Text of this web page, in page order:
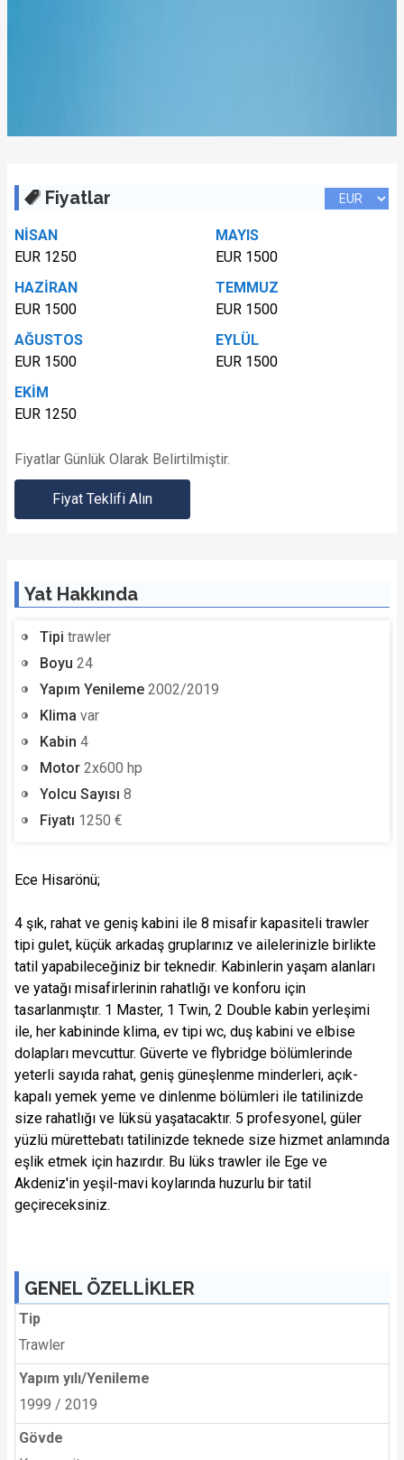
Fiyatlar
NİSAN
EUR 1250
MAYIS
EUR 1500
HAZİRAN
EUR 1500
TEMMUZ
EUR 1500
AĞUSTOS
EUR 1500
EYLÜL
EUR 1500
EKİM
EUR 1250
Fiyatlar Günlük Olarak Belirtilmiştir.
Fiyat Teklifi Alın
Yat Hakkında
Tipi trawler
Boyu 24
Yapım Yenileme 2002/2019
Klima var
Kabin 4
Motor 2x600 hp
Yolcu Sayısı 8
Fiyatı 1250 €
Ece Hisarönü;
4 şık, rahat ve geniş kabini ile 8 misafir kapasiteli trawler
tipi gulet, küçük arkadaş gruplarınız ve ailelerinizle birlikte
tatil yapabileceğiniz bir teknedir. Kabinlerin yaşam alanları
ve yatağı misafirlerinin rahatlığı ve konforu için
tasarlanmıştır. 1 Master, 1 Twin, 2 Double kabin yerleşimi
ile, her kabininde klima, ev tipi wc, duş kabini ve elbise
dolapları mevcuttur. Güverte ve flybridge bölümlerinde
yeterli sayıda rahat, geniş güneşlenme minderleri, açık-
kapalı yemek yeme ve dinlenme bölümleri ile tatilinizde
size rahatlığı ve lüksü yaşatacaktır. 5 profesyonel, güler
yüzlü mürettebatı tatilinizde teknede size hizmet anlamında
eşlik etmek için hazırdır. Bu lüks trawler ile Ege ve
Akdeniz'in yeşil-mavi koylarında huzurlu bir tatil
geçireceksiniz.
GENEL ÖZELLİKLER
Tip
Trawler
Yapım yılı/Yenileme
1999 / 2019
Gövde